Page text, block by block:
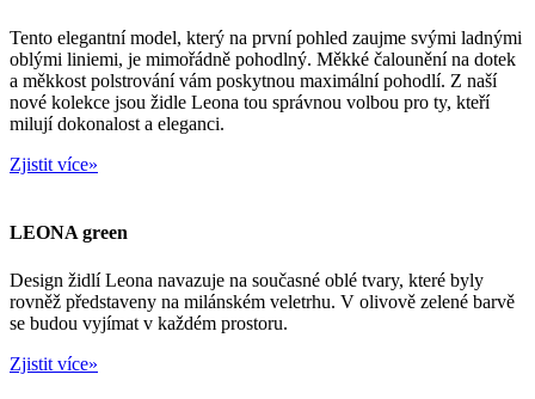
Tento elegantní model, který na první pohled zaujme svými ladnými
oblými liniemi, je mimořádně pohodlný. Měkké čalounění na dotek
a měkkost polstrování vám poskytnou maximální pohodlí. Z naší
nové kolekce jsou židle Leona tou správnou volbou pro ty, kteří
milují dokonalost a eleganci.
Zjistit více»
LEONA green
Design židlí Leona navazuje na současné oblé tvary, které byly
rovněž představeny na milánském veletrhu. V olivově zelené barvě
se budou vyjímat v každém prostoru.
Zjistit více»